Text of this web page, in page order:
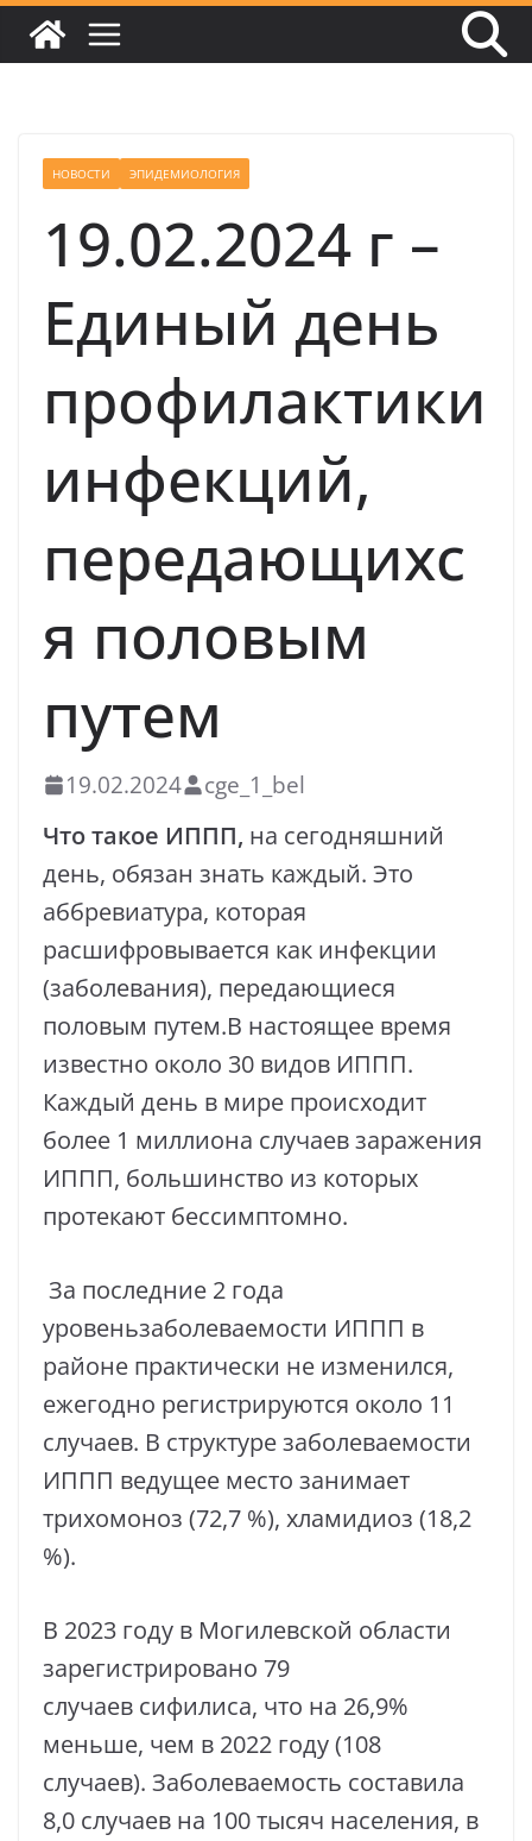
НОВОСТИ ЭПИДЕМИОЛОГИЯ
19.02.2024 г –
Единый день
профилактики
инфекций,
передающихс
я половым
путем
19.02.2024
cge_1_bel
Что такое ИППП, на сегодняшний
день, обязан знать каждый. Это
аббревиатура, которая
расшифровывается как инфекции
(заболевания), передающиеся
половым путем.В настоящее время
известно около 30 видов ИППП.
Каждый день в мире происходит
более 1 миллиона случаев заражения
ИППП, большинство из которых
протекают бессимптомно.
За последние 2 года
уровеньзаболеваемости ИППП в
районе практически не изменился,
ежегодно регистрируются около 11
случаев. В структуре заболеваемости
ИППП ведущее место занимает
трихомоноз (72,7 %), хламидиоз (18,2
%).
В 2023 году в Могилевской области
зарегистрировано 79
случаев сифилиса, что на 26,9%
меньше, чем в 2022 году (108
случаев). Заболеваемость составила
8,0 случаев на 100 тысяч населения, в